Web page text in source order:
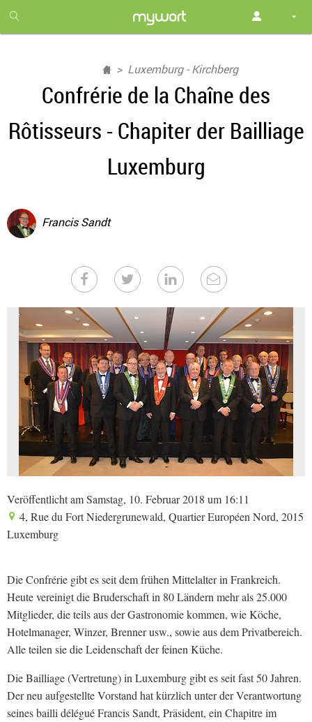
month
free
Luxemburg - Kirchberg
Confrérie de la Chaîne des
Rôtisseurs - Chapiter der Bailliage
Luxemburg
Francis Sandt
Veröffentlicht am Samstag, 10. Februar 2018 um 16:11
4, Rue du Fort Niedergrunewald, Quartier Européen Nord, 2015
Luxemburg
Die Confrérie gibt es seit dem frühen Mittelalter in Frankreich.
Heute vereinigt die Bruderschaft in 80 Ländern mehr als 25.000
Mitglieder, die teils aus der Gastronomie kommen, wie Köche,
Hotelmanager, Winzer, Brenner usw., sowie aus dem Privatbereich.
Alle teilen sie die Leidenschaft der feinen Küche.
Die Bailliage (Vertretung) in Luxemburg gibt es seit fast 50 Jahren.
Der neu aufgestellte Vorstand hat kürzlich unter der Verantwortung
seines bailli délégué Francis Sandt, Präsident, ein Chapitre im